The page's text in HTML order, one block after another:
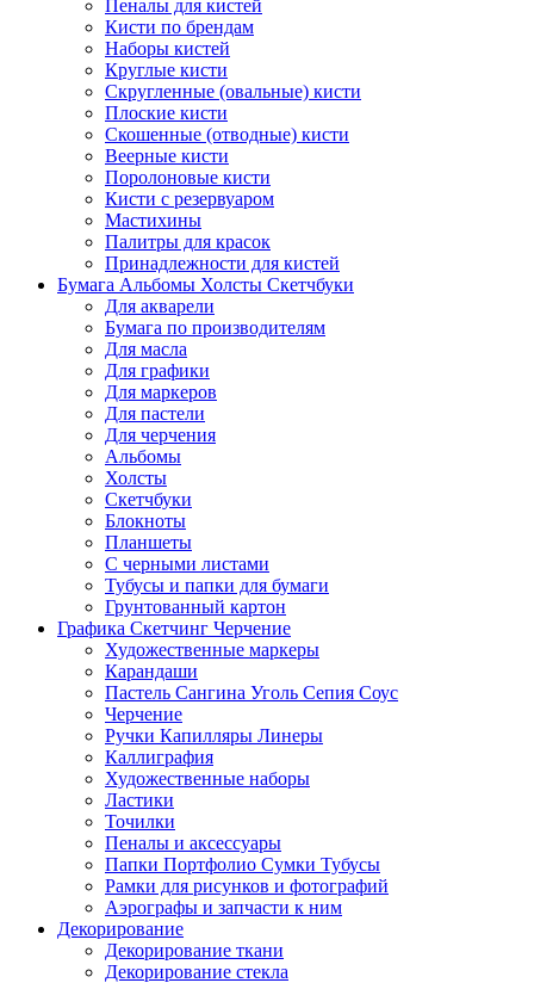
Пеналы для кистей
Кисти по брендам
Наборы кистей
Круглые кисти
Скругленные (овальные) кисти
Плоские кисти
Скошенные (отводные) кисти
Веерные кисти
Поролоновые кисти
Кисти с резервуаром
Мастихины
Палитры для красок
Принадлежности для кистей
Бумага Альбомы Холсты Скетчбуки
Для акварели
Бумага по производителям
Для масла
Для графики
Для маркеров
Для пастели
Для черчения
Альбомы
Холсты
Скетчбуки
Блокноты
Планшеты
С черными листами
Тубусы и папки для бумаги
Грунтованный картон
Графика Скетчинг Черчение
Художественные маркеры
Карандаши
Пастель Сангина Уголь Сепия Соус
Черчение
Ручки Капилляры Линеры
Каллиграфия
Художественные наборы
Ластики
Точилки
Пеналы и аксессуары
Папки Портфолио Сумки Тубусы
Рамки для рисунков и фотографий
Аэрографы и запчасти к ним
Декорирование
Декорирование ткани
Декорирование стекла